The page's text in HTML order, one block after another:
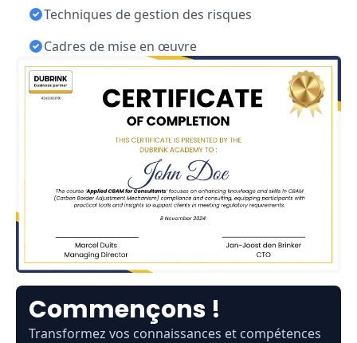
Techniques de gestion des risques
Cadres de mise en œuvre
Commençons !
Transformez vos connaissances et compétences